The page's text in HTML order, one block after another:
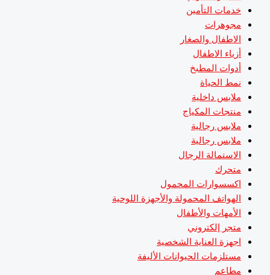
خدمات التأمين
مجوهرات
الاطفال والصغار
أزياء الاطفال
أدوات المطبخ
نمط الحياة
ملابس داخلية
منتجات المكياج
ملابس رجالية
ملابس رجالية
الاستمالة الرجال
متحرك
اكسسوارات المحمول
الهواتف المحمولة والأجهزة اللوحية
الأمهات والأطفال
متجر إلكتروني
اجهزة العناية الشخصية
مستلزمات الحيوانات الأليفة
مطاعم